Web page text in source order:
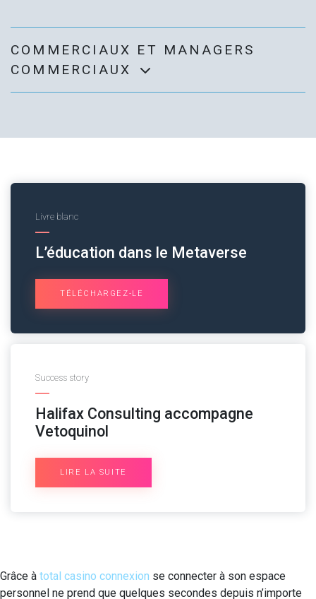
COMMERCIAUX ET MANAGERS
COMMERCIAUX
Livre blanc
L’éducation dans le Metaverse
TÉLÉCHARGEZ-LE
Success story
Halifax Consulting accompagne
Vetoquinol
LIRE LA SUITE
Grâce à total casino connexion se connecter à son espace
personnel ne prend que quelques secondes depuis n’importe